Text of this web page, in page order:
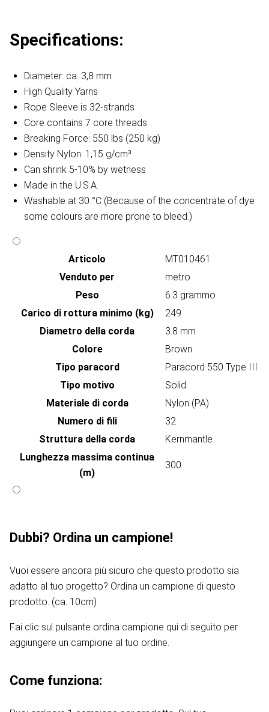
Specifications:
Diameter: ca. 3,8 mm
High Quality Yarns
Rope Sleeve is 32-strands
Core contains 7 core threads
Breaking Force: 550 lbs (250 kg)
Density Nylon: 1,15 g/cm³
Can shrink 5-10% by wetness
Made in the U.S.A.
Washable at 30 °C (Because of the concentrate of dye
some colours are more prone to bleed.)
Articolo
MT010461
Venduto per
metro
Peso
6.3 grammo
Carico di rottura minimo (kg)
249
Diametro della corda
3.8 mm
Colore
Brown
Tipo paracord
Paracord 550 Type III
Tipo motivo
Solid
Materiale di corda
Nylon (PA)
Numero di fili
32
Struttura della corda
Kernmantle
Lunghezza massima continua
(m)
300
Dubbi? Ordina un campione!
Vuoi essere ancora più sicuro che questo prodotto sia
adatto al tuo progetto? Ordina un campione di questo
prodotto. (ca. 10cm)
Fai clic sul pulsante ordina campione qui di seguito per
aggiungere un campione al tuo ordine.
Come funziona: